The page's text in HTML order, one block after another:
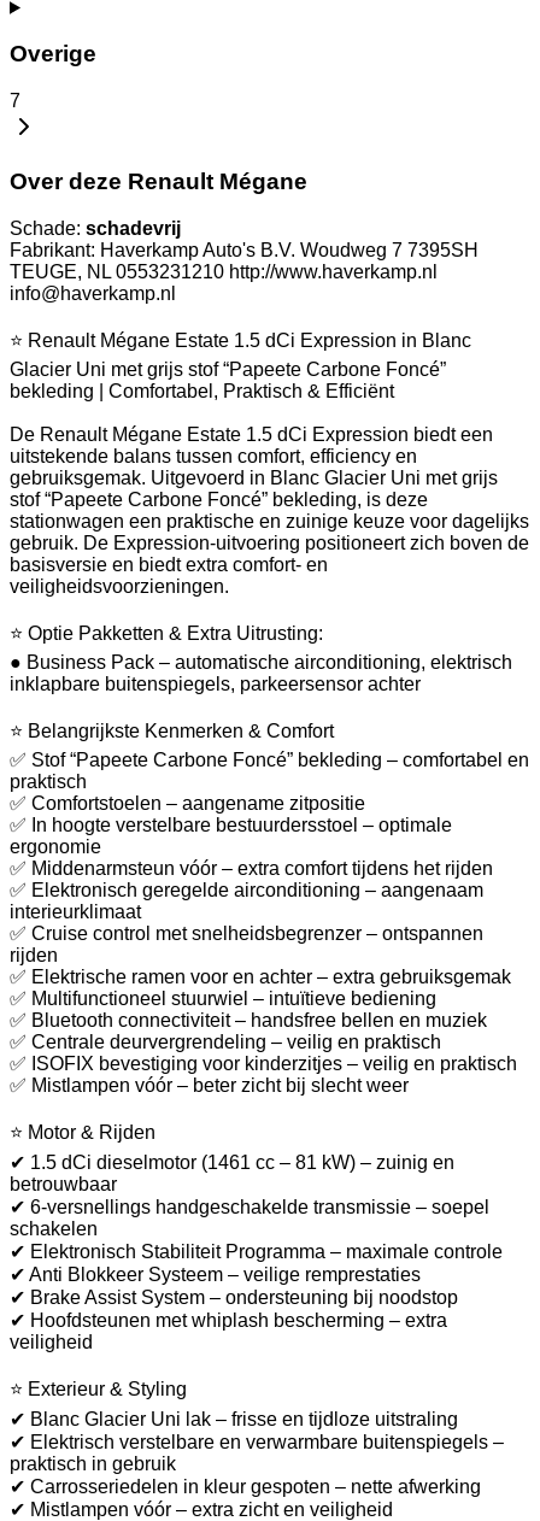
Overige
7
Over deze Renault Mégane
Schade: schadevrij
Fabrikant: Haverkamp Auto's B.V. Woudweg 7 7395SH
TEUGE, NL 0553231210 http://www.haverkamp.nl
info@haverkamp.nl
⭐ Renault Mégane Estate 1.5 dCi Expression in Blanc
Glacier Uni met grijs stof “Papeete Carbone Foncé”
bekleding | Comfortabel, Praktisch & Efficiënt
De Renault Mégane Estate 1.5 dCi Expression biedt een
uitstekende balans tussen comfort, efficiency en
gebruiksgemak. Uitgevoerd in Blanc Glacier Uni met grijs
stof “Papeete Carbone Foncé” bekleding, is deze
stationwagen een praktische en zuinige keuze voor dagelijks
gebruik. De Expression-uitvoering positioneert zich boven de
basisversie en biedt extra comfort- en
veiligheidsvoorzieningen.
⭐ Optie Pakketten & Extra Uitrusting:
● Business Pack – automatische airconditioning, elektrisch
inklapbare buitenspiegels, parkeersensor achter
⭐ Belangrijkste Kenmerken & Comfort
✅ Stof “Papeete Carbone Foncé” bekleding – comfortabel en
praktisch
✅ Comfortstoelen – aangename zitpositie
✅ In hoogte verstelbare bestuurdersstoel – optimale
ergonomie
✅ Middenarmsteun vóór – extra comfort tijdens het rijden
✅ Elektronisch geregelde airconditioning – aangenaam
interieurklimaat
✅ Cruise control met snelheidsbegrenzer – ontspannen
rijden
✅ Elektrische ramen voor en achter – extra gebruiksgemak
✅ Multifunctioneel stuurwiel – intuïtieve bediening
✅ Bluetooth connectiviteit – handsfree bellen en muziek
✅ Centrale deurvergrendeling – veilig en praktisch
✅ ISOFIX bevestiging voor kinderzitjes – veilig en praktisch
✅ Mistlampen vóór – beter zicht bij slecht weer
⭐ Motor & Rijden
✔ 1.5 dCi dieselmotor (1461 cc – 81 kW) – zuinig en
betrouwbaar
✔ 6-versnellings handgeschakelde transmissie – soepel
schakelen
✔ Elektronisch Stabiliteit Programma – maximale controle
✔ Anti Blokkeer Systeem – veilige remprestaties
✔ Brake Assist System – ondersteuning bij noodstop
✔ Hoofdsteunen met whiplash bescherming – extra
veiligheid
⭐ Exterieur & Styling
✔ Blanc Glacier Uni lak – frisse en tijdloze uitstraling
✔ Elektrisch verstelbare en verwarmbare buitenspiegels –
praktisch in gebruik
✔ Carrosseriedelen in kleur gespoten – nette afwerking
✔ Mistlampen vóór – extra zicht en veiligheid